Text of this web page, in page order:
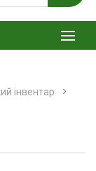
інвентар